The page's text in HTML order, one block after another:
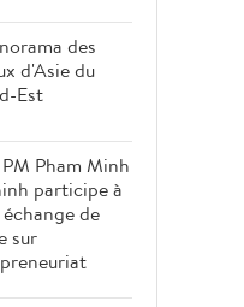
des
d'Asie du
Est
PM Pham Minh
participe à
échange de
sur